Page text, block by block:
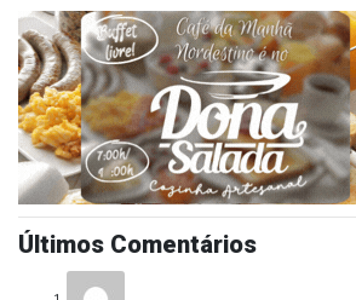
Últimos Comentários